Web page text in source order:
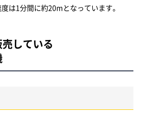
は1分間に約20mとなっています。
している